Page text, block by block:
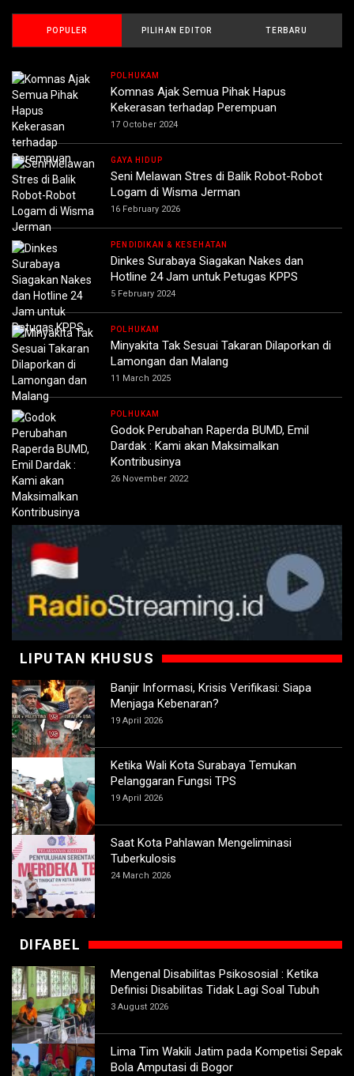
POPULER PILIHAN EDITOR TERBARU
POLHUKAM
Komnas Ajak Semua Pihak Hapus
Kekerasan terhadap Perempuan
17 October 2024
GAYA HIDUP
Seni Melawan Stres di Balik Robot-Robot
Logam di Wisma Jerman
16 February 2026
PENDIDIKAN & KESEHATAN
Dinkes Surabaya Siagakan Nakes dan
Hotline 24 Jam untuk Petugas KPPS
5 February 2024
POLHUKAM
Minyakita Tak Sesuai Takaran Dilaporkan di
Lamongan dan Malang
11 March 2025
POLHUKAM
Godok Perubahan Raperda BUMD, Emil
Dardak : Kami akan Maksimalkan
Kontribusinya
26 November 2022
LIPUTAN KHUSUS
Banjir Informasi, Krisis Verifikasi: Siapa
Menjaga Kebenaran?
19 April 2026
Ketika Wali Kota Surabaya Temukan
Pelanggaran Fungsi TPS
19 April 2026
Saat Kota Pahlawan Mengeliminasi
Tuberkulosis
24 March 2026
DIFABEL
Mengenal Disabilitas Psikososial : Ketika
Definisi Disabilitas Tidak Lagi Soal Tubuh
3 August 2026
Lima Tim Wakili Jatim pada Kompetisi Sepak
Bola Amputasi di Bogor